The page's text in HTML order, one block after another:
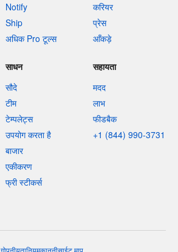
Notify
Ship
अधिक Pro टूल्स
करियर
प्रेस
आँकड़े
साधन
सौदे
टीम
टेम्पलेट्स
उपयोग करता है
बाजार
एकीकरण
फ्री स्टीकर्स
सहायता
मदद
लाभ
फीडबैक
+1 (844) 990-3731